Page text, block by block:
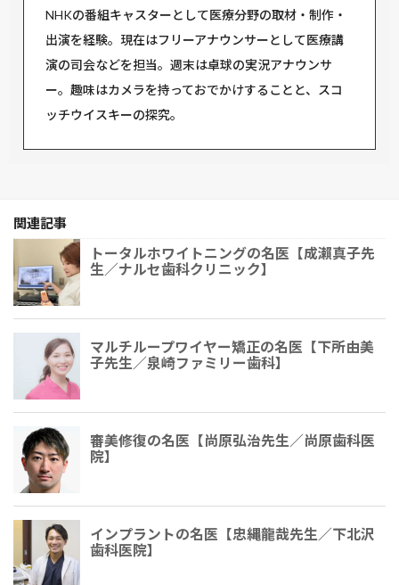
NHKの番組キャスターとして医療分野の取材・制作・
出演を経験。現在はフリーアナウンサーとして医療講
演の司会などを担当。週末は卓球の実況アナウンサ
ー。趣味はカメラを持っておでかけすることと、スコ
ッチウイスキーの探究。
関連記事
トータルホワイトニングの名医【成瀨真子先
生／ナルセ歯科クリニック】
マルチループワイヤー矯正の名医【下所由美
子先生／泉崎ファミリー歯科】
審美修復の名医【尚原弘治先生／尚原歯科医
院】
インプラントの名医【忠縄龍哉先生／下北沢
歯科医院】